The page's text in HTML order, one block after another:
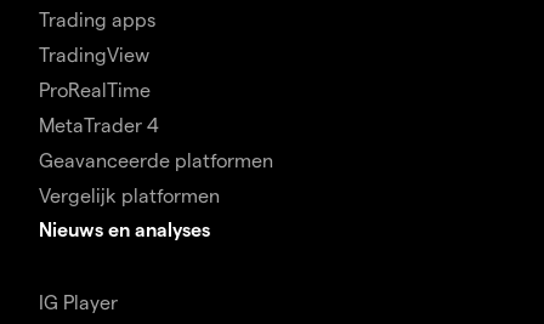
Trading apps
TradingView
ProRealTime
MetaTrader 4
Geavanceerde platformen
Vergelijk platformen
Nieuws en analyses
IG Player